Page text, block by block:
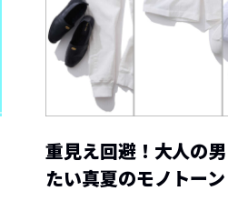
重見え回避！大人の
たい真夏のモノトーン